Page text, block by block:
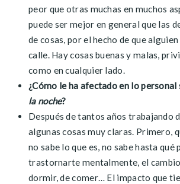
peor que otras muchas en muchos
puede ser mejor en general que las
de cosas, por el hecho de que
calle. Hay cosas buenas y malas,
como en cualquier lado.
¿Cómo le ha afectado en lo personal
la noche?
Después de tantos años trabajando
algunas cosas muy claras. Primero,
no sabe lo que es, no sabe hasta qué
trastornarte mentalmente, el
dormir, de comer… El impacto que